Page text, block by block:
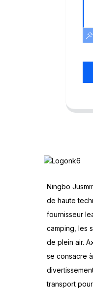
Ningbo
de haute
fournisseur
camping, les
de plein air.
se consacre
transport